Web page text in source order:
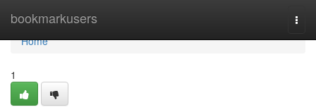
bookmarkusers
Home
Home
1